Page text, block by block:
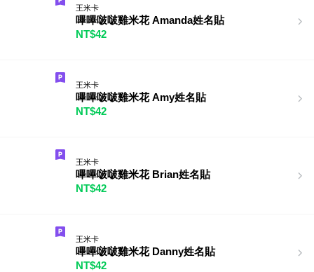
王米卡
嗶嗶啵啵雞米花 Amanda姓名貼
NT$42
王米卡
嗶嗶啵啵雞米花 Amy姓名貼
NT$42
王米卡
嗶嗶啵啵雞米花 Brian姓名貼
NT$42
王米卡
嗶嗶啵啵雞米花 Danny姓名貼
NT$42